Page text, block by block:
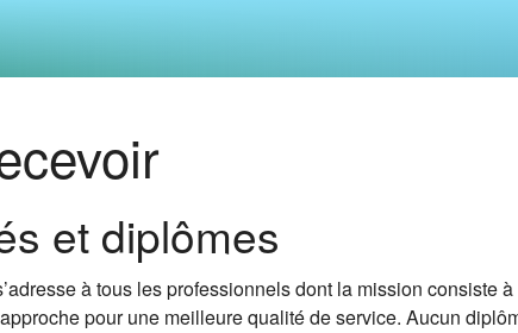
et diplômes
à tous les professionnels dont la mission consiste
pour une meilleure qualité de service. Aucun